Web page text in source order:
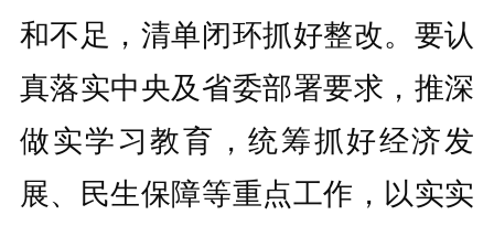
和不足，清单闭环抓好整改。要认
真落实中央及省委部署要求，推深
做实学习教育，统筹抓好经济发
展、民生保障等重点工作，以实实